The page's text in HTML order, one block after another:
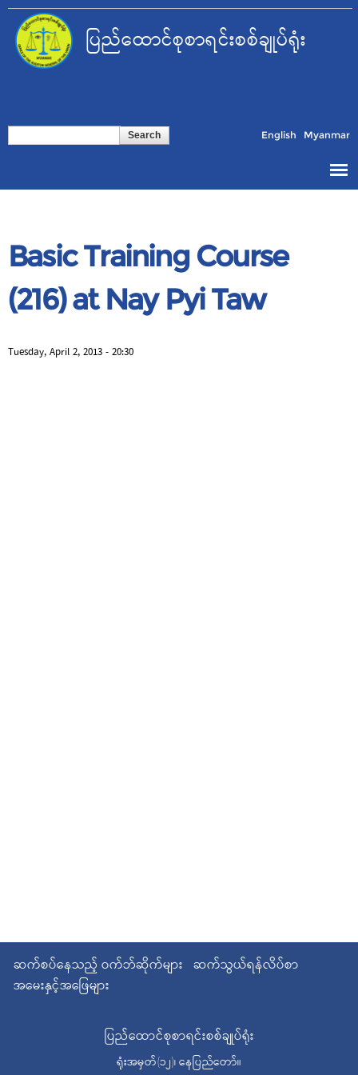
Skip to
content
ပြည်ထောင်စုစာရင်းစစ်ချုပ်ရုံး
Search form English Myanmar
Basic Training Course
(216) at Nay Pyi Taw
Tuesday, April 2, 2013 - 20:30
ဆက်စပ်နေသည့် ဝက်ဘ်ဆိုက်များ ဆက်သွယ်ရန်လိပ်စာ
အမေးနှင့်အဖြေများ
ပြည်ထောင်စုစာရင်းစစ်ချုပ်ရုံး
ရုံးအမှတ်(၁၂)၊ နေပြည်တော်။